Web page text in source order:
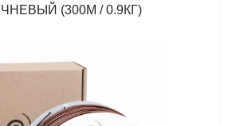
(300М / 0.9КГ)